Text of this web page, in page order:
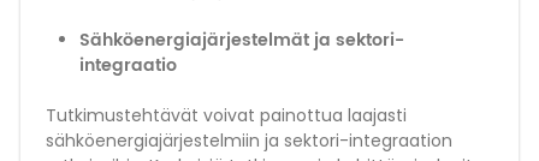
Sähköenergiajärjestelmät ja sektori-
integraatio
Tutkimustehtävät voivat painottua laajasti
sähköenergiajärjestelmiin ja sektori-integraation